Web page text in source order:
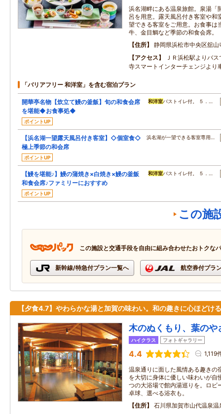
浜名湖畔にある温泉旅館。泉湯「
呂を用意。露天風呂付き客室や和
望できる客室をご用意。お食事は
牛、金目鯛など季節の和食会席。
住所
静岡県浜松市中央区舘山
アクセス
ＪＲ浜松駅よりバ
寺スマートインターチェンジより
「バリアフリー 和洋室」を含む宿泊プラン
開華亭名物【炊立て鰻の釜飯】旬の和食会席
を堪能◆お食事処◆
ポイントUP
和洋室バストイレ付。 ５．…
【浜名湖一望露天風呂付き客室】◇個室食◇
極上季節の和会席
ポイントUP
浜名湖が一望できる客室専用…
【鰻を堪能♪】鰻の蒲焼き×白焼き×鰻の釜飯
和食会席♪ファミリーにおすすめ
ポイントUP
和洋室バストイレ付。 ５．…
この施
この施設と交通手段を自由に組み合わせたおトクな
新幹線/特急付プラン一覧へ 航空券付プラ
【夕食4.7】やわらかな湯と加賀の味わい。和の趣きに心ほどけ
木のぬくもり、葉の
ハイクラス フォトギャラリー
4.4 1,119
温泉通りに面した風情ある趣きの
を大切に身体に優しい味わいが自
つの大浴場で館内湯巡りを。ロビ
卓球、選べる浴衣も。
住所
石川県加賀市山代温泉温